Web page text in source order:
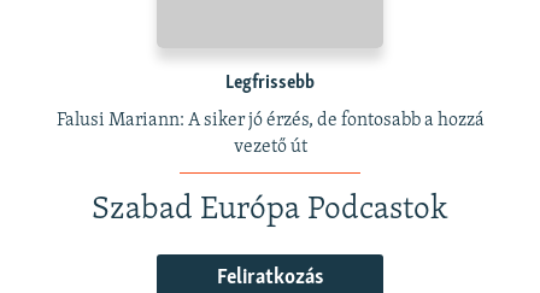
Legfrissebb
Falusi Mariann: A siker jó érzés, de fontosabb a hozzá
vezető út
Szabad Európa Podcastok
Feliratkozás